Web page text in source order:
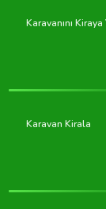
Karavanını Kiraya
Karavan Kirala